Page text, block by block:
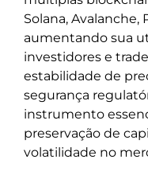
Solana, Avalanche,
aumentando sua
investidores e
estabilidade de
segurança
instrumento
preservação de
volatilidade no